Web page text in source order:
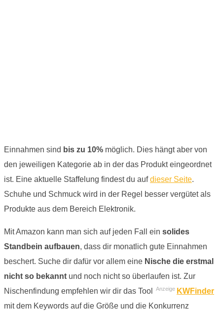
Einnahmen sind bis zu 10% möglich. Dies hängt aber von
den jeweiligen Kategorie ab in der das Produkt eingeordnet
ist. Eine aktuelle Staffelung findest du aufdieser Seite.
Schuhe und Schmuck wird in der Regel besser vergütet als
Produkte aus dem Bereich Elektronik.
Mit Amazon kann man sich auf jeden Fall ein solides
Standbein aufbauen, dass dir monatlich gute Einnahmen
beschert. Suche dir dafür vor allem eine Nische die erstmal
nicht so bekannt und noch nicht so überlaufen ist. Zur
Nischenfindung empfehlen wir dir das Tool
Anzeige KWFinder
mit dem Keywords auf die Größe und die Konkurrenz